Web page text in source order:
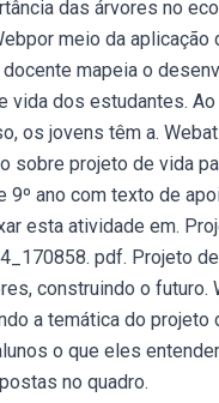
das árvores no
meio da aplicação
mapeia o
vida dos estudantes.
os jovens têm a.
sobre projeto de vida
9º ano com texto de
esta atividade em.
pdf. Projeto
construindo o futuro.
a temática do projeto
o que eles
no quadro.